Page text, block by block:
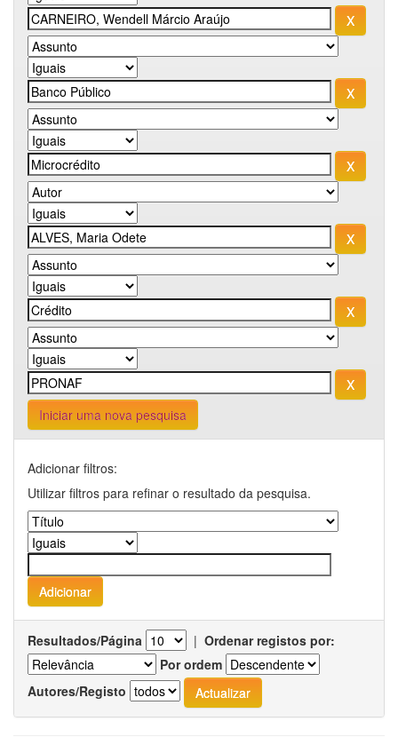
Iniciar uma nova pesquisa
Adicionar filtros:
Utilizar filtros para refinar o resultado da pesquisa.
Resultados/Página | Ordenar registos por:
Por ordem
Autores/Registo